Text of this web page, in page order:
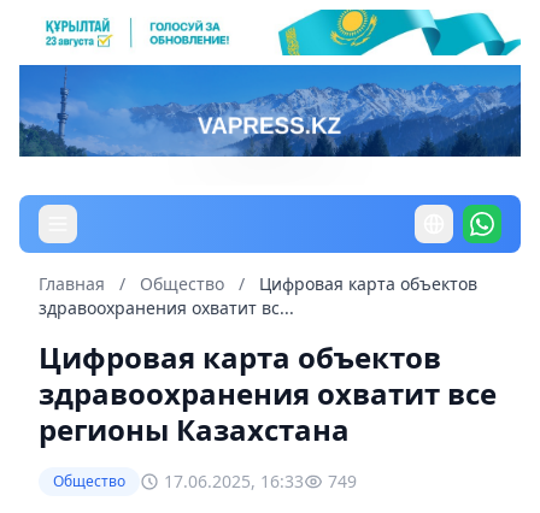
Главная / Общество /
Цифровая карта объектов
здравоохранения охватит вс...
Цифровая карта объектов
здравоохранения охватит все
регионы Казахстана
Общество 17.06.2025, 16:33 749